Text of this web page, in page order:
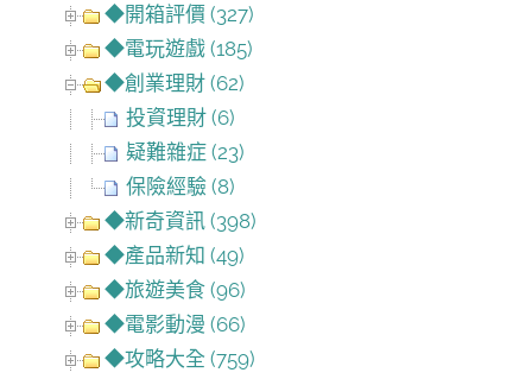
◆開箱評價 (327)
◆電玩遊戲 (185)
◆創業理財 (62)
投資理財 (6)
疑難雜症 (23)
保險經驗 (8)
◆新奇資訊 (398)
◆產品新知 (49)
◆旅遊美食 (96)
◆電影動漫 (66)
◆攻略大全 (759)